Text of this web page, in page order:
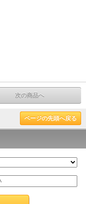
次の商品へ
ページの先頭へ戻る